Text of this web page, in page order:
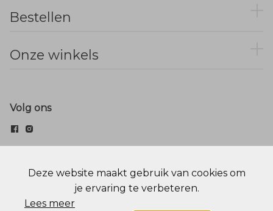
Bestellen
Onze winkels
Volg ons
© Menger Mode
Cookie statement Privacy Policy
Deze website maakt gebruik van cookies om
je ervaring te verbeteren.
Lees meer